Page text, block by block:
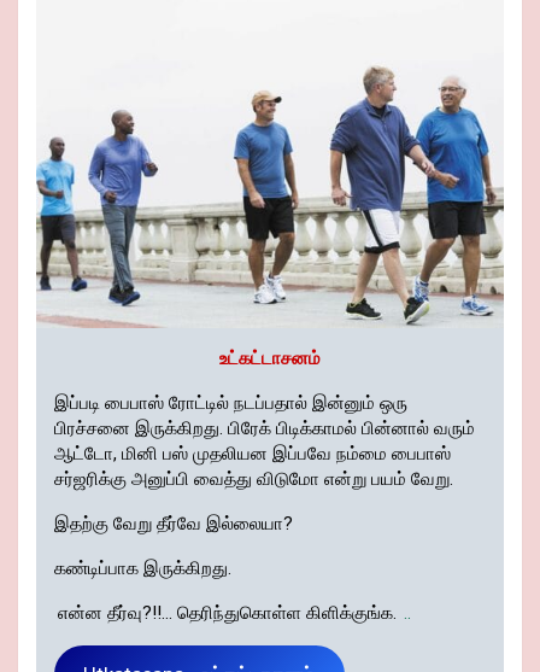
உட்கட்டாசனம்
இப்படி பைபாஸ் ரோட்டில் நடப்பதால் இன்னும் ஒரு
பிரச்சனை இருக்கிறது. பிரேக் பிடிக்காமல் பின்னால் வரும்
ஆட்டோ, மினி பஸ் முதலியன இப்பவே நம்மை பைபாஸ்
சர்ஜரிக்கு அனுப்பி வைத்து விடுமோ என்று பயம் வேறு.
இதற்கு வேறு தீர்வே இல்லையா?
கண்டிப்பாக இருக்கிறது.
என்ன தீர்வு?!!... தெரிந்துகொள்ள கிளிக்குங்க. ..